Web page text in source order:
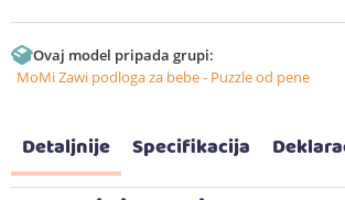
Ovaj model pripada grupi:
MoMi Zawi podloga za bebe - Puzzle od pene
Detaljnije Specifikacija